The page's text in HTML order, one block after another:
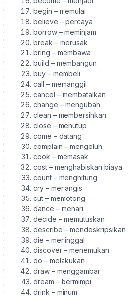
begin – memulai
believe – percaya
borrow – meminjam
break – merusak
bring – membawa
build – membangun
buy – membeli
call – memanggil
cancel – membatalkan
change – mengubah
clean – membersihkan
close – menutup
come – datang
complain – mengeluh
cook – memasak
cost – menghabiskan biaya
count – menghitung
cry – menangis
cut – memotong
dance – menari
decide – memutuskan
describe – mendeskripsikan
die – meninggal
discover – menemukan
do – melakukan
draw – menggambar
dream – bermimpi
drink – minum